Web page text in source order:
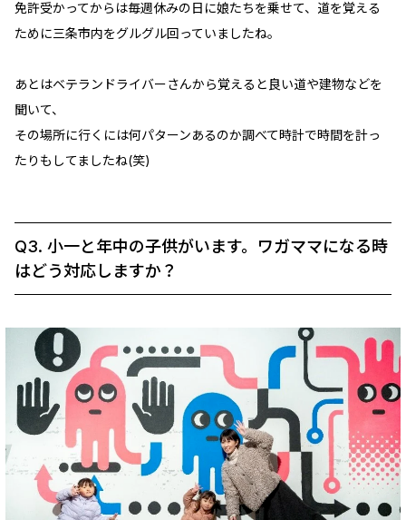
免許受かってからは毎週休みの日に娘たちを乗せて、道を覚える
ために三条市内をグルグル回っていましたね。
あとはベテランドライバーさんから覚えると良い道や建物などを
聞いて、
その場所に行くには何パターンあるのか調べて時計で時間を計っ
たりもしてましたね(笑)
Q3. 小一と年中の子供がいます。ワガママになる時
はどう対応しますか？